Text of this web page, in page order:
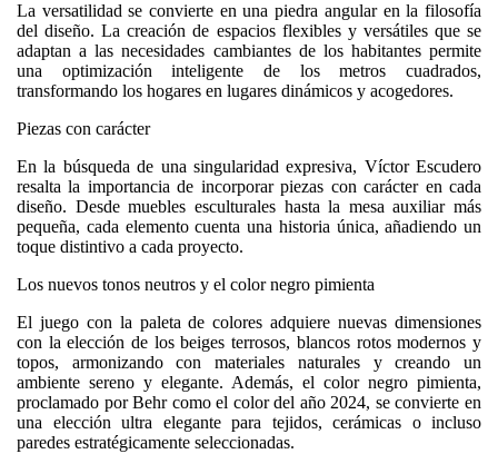
La versatilidad se convierte en una piedra angular en la filosofía
del diseño. La creación de espacios flexibles y versátiles que se
adaptan a las necesidades cambiantes de los habitantes permite
una optimización inteligente de los metros cuadrados,
transformando los hogares en lugares dinámicos y acogedores.
Piezas con carácter
En la búsqueda de una singularidad expresiva, Víctor Escudero
resalta la importancia de incorporar piezas con carácter en cada
diseño. Desde muebles esculturales hasta la mesa auxiliar más
pequeña, cada elemento cuenta una historia única, añadiendo un
toque distintivo a cada proyecto.
Los nuevos tonos neutros y el color negro pimienta
El juego con la paleta de colores adquiere nuevas dimensiones
con la elección de los beiges terrosos, blancos rotos modernos y
topos, armonizando con materiales naturales y creando un
ambiente sereno y elegante. Además, el color negro pimienta,
proclamado por Behr como el color del año 2024, se convierte en
una elección ultra elegante para tejidos, cerámicas o incluso
paredes estratégicamente seleccionadas.